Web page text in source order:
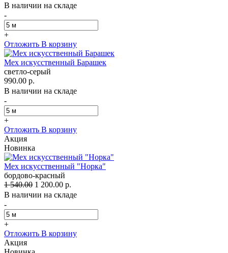
В наличии на складе
-
+
Отложить В корзину
Мех искусственный Барашек
светло-серый
990.00 р.
В наличии на складе
-
+
Отложить В корзину
Акция
Новинка
Мех искусственный "Норка"
бордово-красный
1 540.00 1 200.00 р.
В наличии на складе
-
+
Отложить В корзину
Акция